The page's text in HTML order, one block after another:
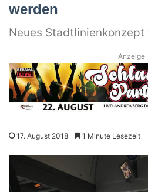
werden
Neues Stadtlinienkonzept
Anzeige
17. August 2018 1 Minute Lesezeit